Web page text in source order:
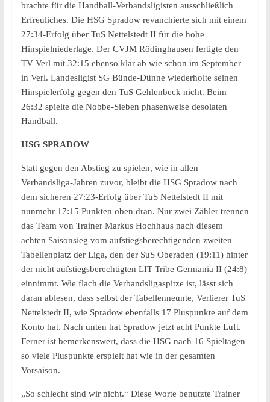
brachte für die Handball-Verbandsligisten ausschließlich
Erfreuliches. Die HSG Spradow revanchierte sich mit einem
27:34-Erfolg über TuS Nettelstedt II für die hohe
Hinspielniederlage. Der CVJM Rödinghausen fertigte den
TV Verl mit 32:15 ebenso klar ab wie schon im September
in Verl. Landesligist SG Bünde-Dünne wiederholte seinen
Hinspielerfolg gegen den TuS Gehlenbeck nicht. Beim
26:32 spielte die Nobbe-Sieben phasenweise desolaten
Handball.
HSG SPRADOW
Statt gegen den Abstieg zu spielen, wie in allen
Verbandsliga-Jahren zuvor, bleibt die HSG Spradow nach
dem sicheren 27:23-Erfolg über TuS Nettelstedt II mit
nunmehr 17:15 Punkten oben dran. Nur zwei Zähler trennen
das Team von Trainer Markus Hochhaus nach diesem
achten Saisonsieg vom aufstiegsberechtigenden zweiten
Tabellenplatz der Liga, den der SuS Oberaden (19:11) hinter
der nicht aufstiegsberechtigten LIT Tribe Germania II (24:8)
einnimmt. Wie flach die Verbandsligaspitze ist, lässt sich
daran ablesen, dass selbst der Tabellenneunte, Verlierer TuS
Nettelstedt II, wie Spradow ebenfalls 17 Pluspunkte auf dem
Konto hat. Nach unten hat Spradow jetzt acht Punkte Luft.
Ferner ist bemerkenswert, dass die HSG nach 16 Spieltagen
so viele Pluspunkte erspielt hat wie in der gesamten
Vorsaison.
„So schlecht sind wir nicht.“ Diese Worte benutzte Trainer